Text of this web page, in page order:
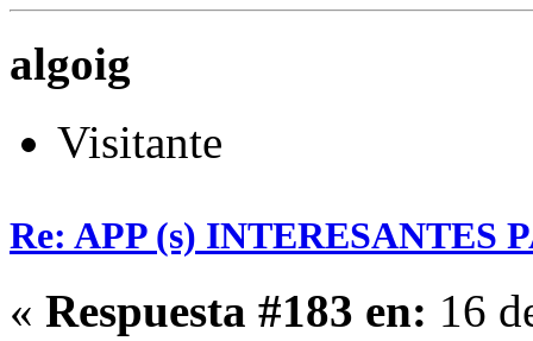
algoig
Visitante
Re: APP (s) INTERESANTES
« Respuesta #183 en: 16